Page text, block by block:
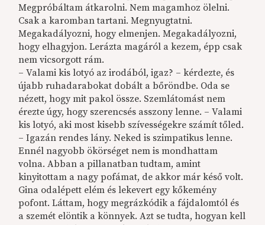
Megpróbáltam átkarolni. Nem magamhoz ölelni.
Csak a karomban tartani. Megnyugtatni.
Megakadályozni, hogy elmenjen. Megakadályozni,
hogy elhagyjon. Lerázta magáról a kezem, épp csak
nem vicsorgott rám.
– Valami kis lotyó az irodából, igaz? – kérdezte, és
újabb ruhadarabokat dobált a bőröndbe. Oda se
nézett, hogy mit pakol össze. Szemlátomást nem
érezte úgy, hogy szerencsés asszony lenne. – Valami
kis lotyó, aki most kisebb szívességekre számít tőled.
– Igazán rendes lány. Neked is szimpatikus lenne.
Ennél nagyobb ökörséget nem is mondhattam
volna. Abban a pillanatban tudtam, amint
kinyitottam a nagy pofámat, de akkor már késő volt.
Gina odalépett elém és lekevert egy kőkemény
pofont. Láttam, hogy megrázkódik a fájdalomtól és
a szemét elöntik a könnyek. Azt se tudta, hogyan kell